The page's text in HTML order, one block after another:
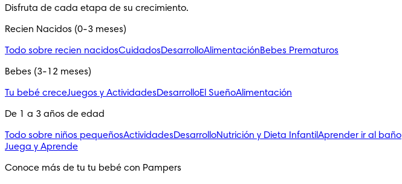
Disfruta de cada etapa de su crecimiento.
Recien Nacidos (0-3 meses)
Todo sobre recien nacidosCuidadosDesarrolloAlimentaciónBebes Prematuros
Bebes (3-12 meses)
Tu bebé creceJuegos y ActividadesDesarrolloEl SueñoAlimentación
De 1 a 3 años de edad
Todo sobre niños pequeñosActividadesDesarrolloNutrición y Dieta InfantilAprender ir al baño
Juega y Aprende
Conoce más de tu tu bebé con Pampers